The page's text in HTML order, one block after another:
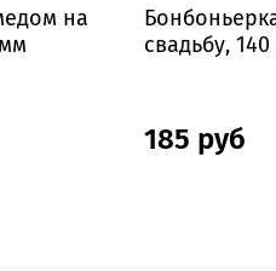
на
свадьбу,
185 руб